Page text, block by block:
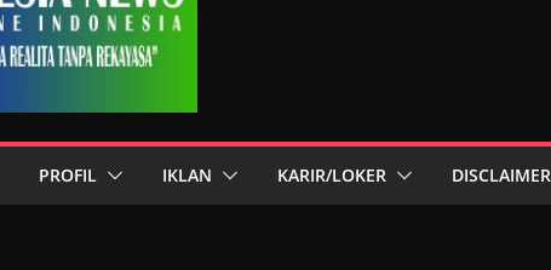
Mulut
Langkah Awal Deteksi Dini Penyakit, Kenali Peran Tenaga
Teknologi Laboratorium Medik
PROFIL IKLAN KARIR/LOKER DISCLAIMER